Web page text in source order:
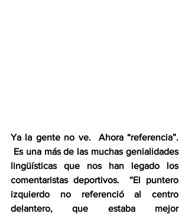
Ya la gente no ve.  Ahora “referencia”.
Es una más de las muchas genialidades
lingüísticas que nos han legado los
comentaristas deportivos.  “El puntero
izquierdo no referenció al centro
delantero, que estaba mejor